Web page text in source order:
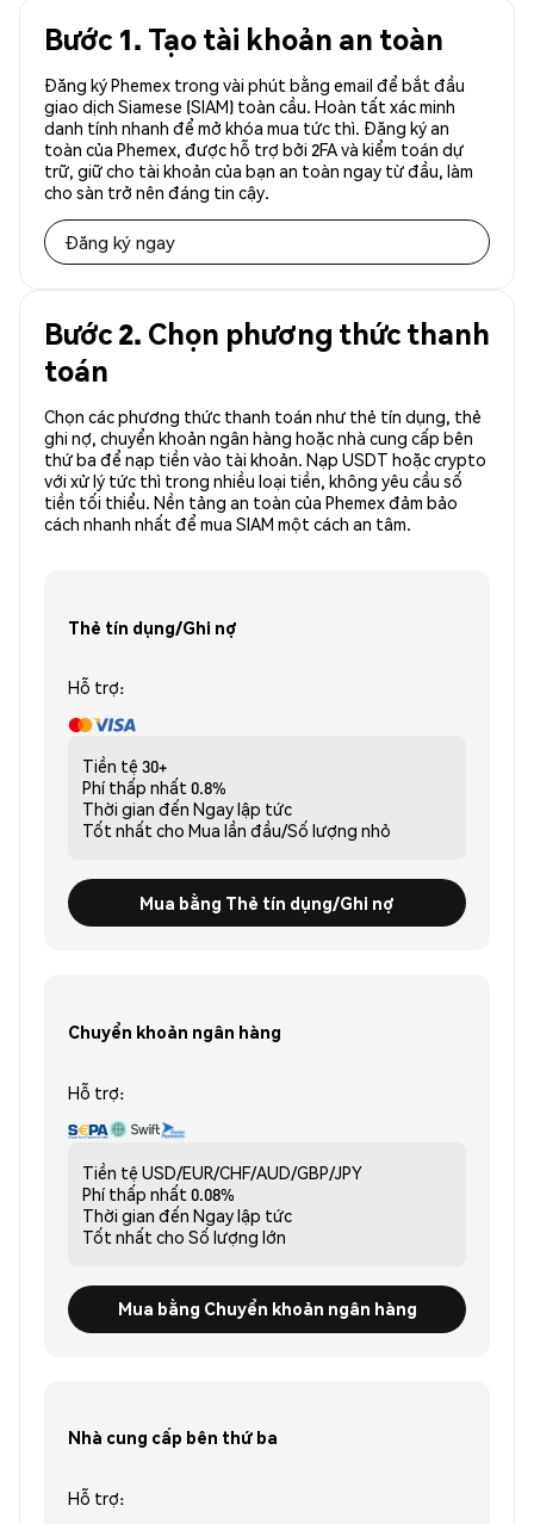
Bước 1. Tạo tài khoản an toàn
Đăng ký Phemex trong vài phút bằng email để bắt đầu
giao dịch Siamese (SIAM) toàn cầu. Hoàn tất xác minh
danh tính nhanh để mở khóa mua tức thì. Đăng ký an
toàn của Phemex, được hỗ trợ bởi 2FA và kiểm toán dự
trữ, giữ cho tài khoản của bạn an toàn ngay từ đầu, làm
cho sàn trở nên đáng tin cậy.
Đăng ký ngay
Bước 2. Chọn phương thức thanh
toán
Chọn các phương thức thanh toán như thẻ tín dụng, thẻ
ghi nợ, chuyển khoản ngân hàng hoặc nhà cung cấp bên
thứ ba để nạp tiền vào tài khoản. Nạp USDT hoặc crypto
với xử lý tức thì trong nhiều loại tiền, không yêu cầu số
tiền tối thiểu. Nền tảng an toàn của Phemex đảm bảo
cách nhanh nhất để mua SIAM một cách an tâm.
Thẻ tín dụng/Ghi nợ
Hỗ trợ:
Tiền tệ 30+
Phí thấp nhất 0.8%
Thời gian đến Ngay lập tức
Tốt nhất cho Mua lần đầu/Số lượng nhỏ
Mua bằng Thẻ tín dụng/Ghi nợ
Chuyển khoản ngân hàng
Hỗ trợ:
Tiền tệ USD/EUR/CHF/AUD/GBP/JPY
Phí thấp nhất 0.08%
Thời gian đến Ngay lập tức
Tốt nhất cho Số lượng lớn
Mua bằng Chuyển khoản ngân hàng
Nhà cung cấp bên thứ ba
Hỗ trợ: